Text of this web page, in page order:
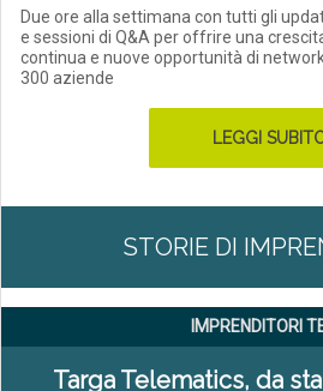
Due ore alla settimana con tutti gli
e sessioni di Q&A per offrire una
continua e nuove opportunità di
300 aziende
LEGGI
STORIE DI
IMPRENDITORI
Targa Telematics, da